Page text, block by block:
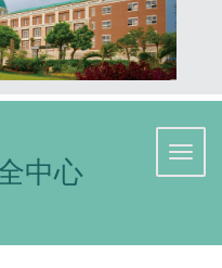
中心